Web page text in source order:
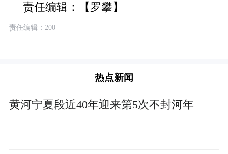
责任编辑：【罗攀】
责任编辑：200
热点新闻
黄河宁夏段近40年迎来第5次不封河年